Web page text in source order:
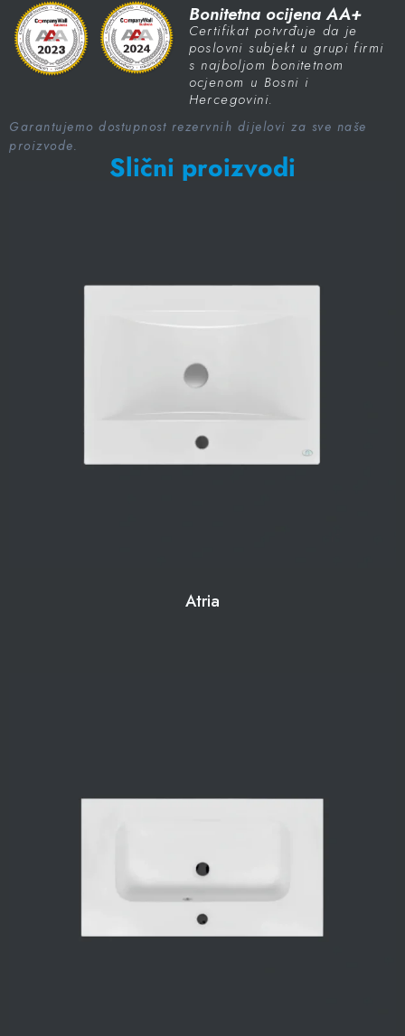
Bonitetna ocijena AA+
Certifikat potvrđuje da je
poslovni subjekt u grupi firmi
s najboljom bonitetnom
ocjenom u Bosni i
Hercegovini.
Garantujemo dostupnost rezervnih dijelovi za sve naše
proizvode.
Slični proizvodi
Atria